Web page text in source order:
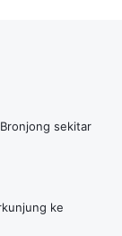
sekitar
ke